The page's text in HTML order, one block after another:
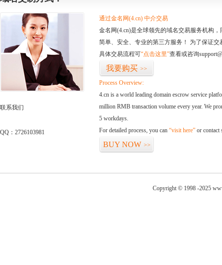
联系我们
QQ：2726103981
通过金名网(4.cn) 中介交易
金名网(4.cn)是全球领先的域名交易服务机构
简单、安全、专业的第三方服务！ 为了保证
具体交易流程可“点击这里”查看或咨询
我要购买 >>
Process Overview:
4.cn is a world leading domain escrow service
million RMB transaction volume every year. We
5 workdays.
For detailed process, you can “visit here” or contact
BUY NOW >>
Copyright © 1998 -2025